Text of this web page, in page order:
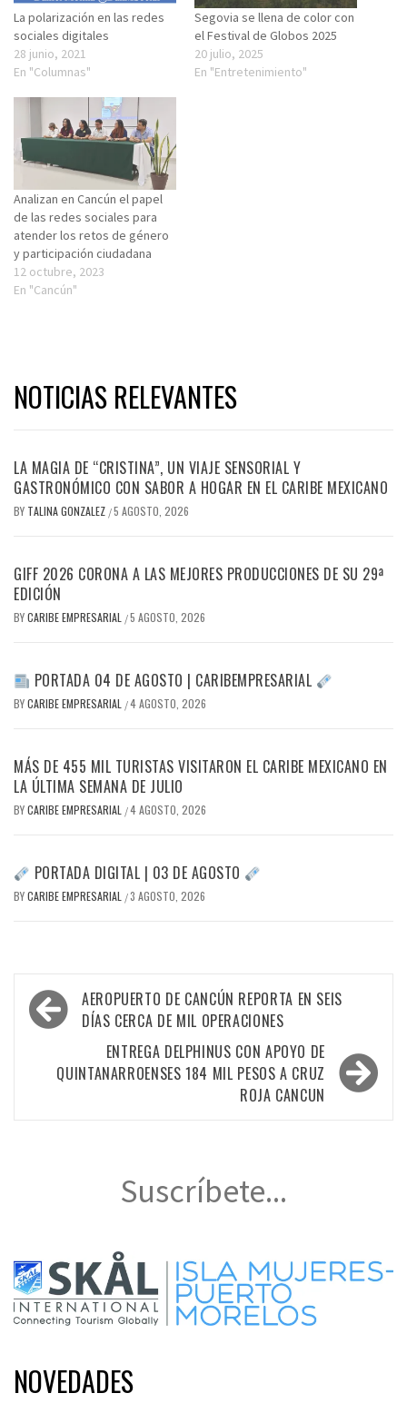
La polarización en las redes
sociales digitales
28 junio, 2021
En "Columnas"
Segovia se llena de color con
el Festival de Globos 2025
20 julio, 2025
En "Entretenimiento"
Analizan en Cancún el papel
de las redes sociales para
atender los retos de género
y participación ciudadana
12 octubre, 2023
En "Cancún"
NOTICIAS RELEVANTES
LA MAGIA DE “CRISTINA”, UN VIAJE SENSORIAL Y
GASTRONÓMICO CON SABOR A HOGAR EN EL CARIBE MEXICANO
BY TALINA GONZALEZ /5 AGOSTO, 2026
GIFF 2026 CORONA A LAS MEJORES PRODUCCIONES DE SU 29ª
EDICIÓN
BYCARIBE EMPRESARIAL /5 AGOSTO, 2026
PORTADA 04 DE AGOSTO | CARIBEMPRESARIAL
BYCARIBE EMPRESARIAL /4 AGOSTO, 2026
MÁS DE 455 MIL TURISTAS VISITARON EL CARIBE MEXICANO EN
LA ÚLTIMA SEMANA DE JULIO
BYCARIBE EMPRESARIAL /4 AGOSTO, 2026
PORTADA DIGITAL | 03 DE AGOSTO
BYCARIBE EMPRESARIAL /3 AGOSTO, 2026
Navegación
de
entradas
AEROPUERTO DE CANCÚN REPORTA EN SEIS
DÍAS CERCA DE MIL OPERACIONES
ENTREGA DELPHINUS CON APOYO DE
QUINTANARROENSES 184 MIL PESOS A CRUZ
ROJA CANCUN
Suscríbete...
NOVEDADES